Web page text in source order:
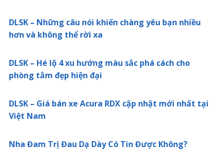
DLSK – Những câu nói khiến chàng yêu bạn nhiều
hơn và không thể rời xa
DLSK – Hé lộ 4 xu hướng màu sắc phá cách cho
phòng tắm đẹp hiện đại
DLSK – Giá bán xe Acura RDX cập nhật mới nhất tại
Việt Nam
Nha Đam Trị Đau Dạ Dày Có Tin Được Không?